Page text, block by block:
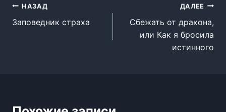
Навигация
по
НАЗАД
Заповедник страха
ДАЛЕЕ
Сбежать от дракона,
или Как я бросила
истинного